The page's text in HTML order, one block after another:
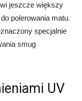
jeszcze większy
polerowania matu.
specjalnie
smug
UV